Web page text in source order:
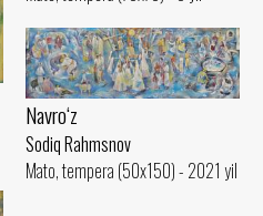
Navro‘z
Sodiq Rahmsnov
Mato, tempera (50x150) - 2021 yil